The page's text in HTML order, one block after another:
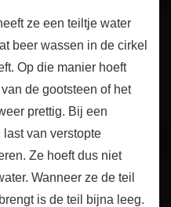
ze een teiltje water
beer wassen in de cirkel
Op die manier hoeft
de gootsteen of het
prettig. Bij een
van verstopte
Ze hoeft dus niet
Wanneer ze de teil
is de teil bijna leeg.